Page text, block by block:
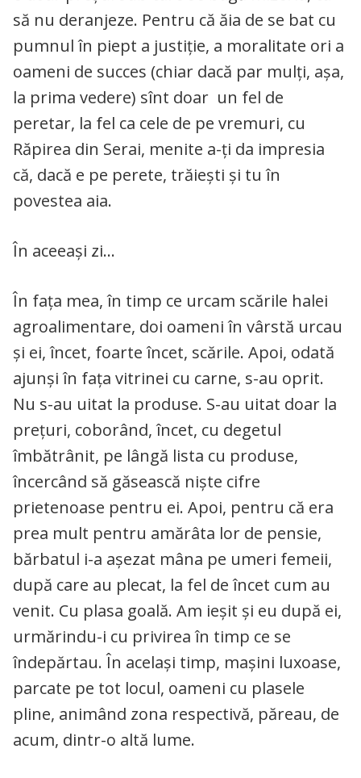
să nu deranjeze. Pentru că ăia de se bat cu
pumnul în piept a justiție, a moralitate ori a
oameni de succes (chiar dacă par mulți, așa,
la prima vedere) sînt doar un fel de
peretar, la fel ca cele de pe vremuri, cu
Răpirea din Serai, menite a-ți da impresia
că, dacă e pe perete, trăiești și tu în
povestea aia.
În aceeași zi…
În fața mea, în timp ce urcam scările halei
agroalimentare, doi oameni în vârstă urcau
și ei, încet, foarte încet, scările. Apoi, odată
ajunși în fața vitrinei cu carne, s-au oprit.
Nu s-au uitat la produse. S-au uitat doar la
prețuri, coborând, încet, cu degetul
îmbătrânit, pe lângă lista cu produse,
încercând să găsească niște cifre
prietenoase pentru ei. Apoi, pentru că era
prea mult pentru amărâta lor de pensie,
bărbatul i-a așezat mâna pe umeri femeii,
după care au plecat, la fel de încet cum au
venit. Cu plasa goală. Am ieșit și eu după ei,
urmărindu-i cu privirea în timp ce se
îndepărtau. În același timp, mașini luxoase,
parcate pe tot locul, oameni cu plasele
pline, animând zona respectivă, păreau, de
acum, dintr-o altă lume.